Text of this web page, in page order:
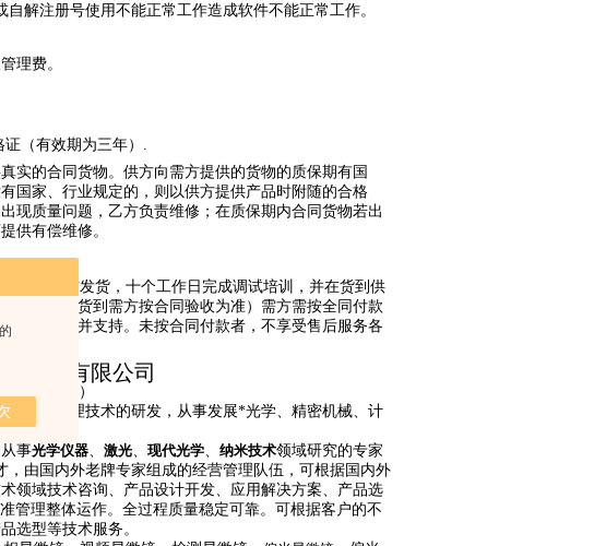
解注册号使用不能正常工作造成软件不能正常工作。
理费。
（有效期为三年）
实的合同货物。供方向需方提供的货物的质保期有国
国家、行业规定的，则以供方提供产品时附随的合格
现质量问题，乙方负责维修；在质保期内合同货物若出
供有偿维修。
内为需方发货，十个工作日完成调试培训，并在货到供
，我方视货到需方按合同验收为准）需方需按全同付款
需方理解并支持。未按合同付款者，不享受售后服务各
学仪器有限公司
学仪器厂）
机图象处理技术的研发，从事发展*光学、精密机械、计
事光学仪器、 激光、 现代光学、 纳米技术领域研究的专家
，由国内外老牌专家组成的经营管理队伍，可根据国内外
领域技术咨询、产品设计开发、应用解决方案、产品选
管理整体运作。全过程质量稳定可靠。可根据客户的不
选型等技术服务。